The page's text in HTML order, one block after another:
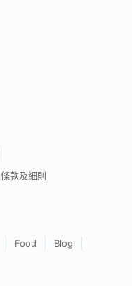
條款及細則
Food
Blog